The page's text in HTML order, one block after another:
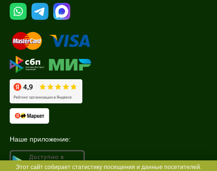
Показать еще
Для женщин
Процедура
Пилинг
Наше приложение:
Этот сайт собирает статистику посещения и данные посетителей.